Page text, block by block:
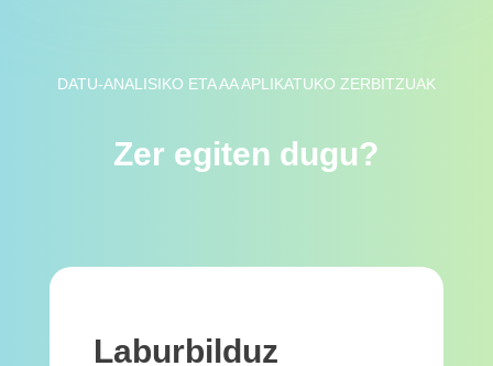
DATU-ANALISIKO ETA AA APLIKATUKO ZERBITZUAK
Zer egiten dugu?
Laburbilduz